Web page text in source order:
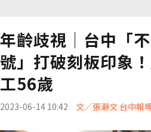
年齡歧視│台中「
號」打破刻板印象
工56歲
2023-06-14 10:42 文／張瀞文 台中報